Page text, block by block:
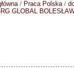
/ Praca Polska/
GLOBAL